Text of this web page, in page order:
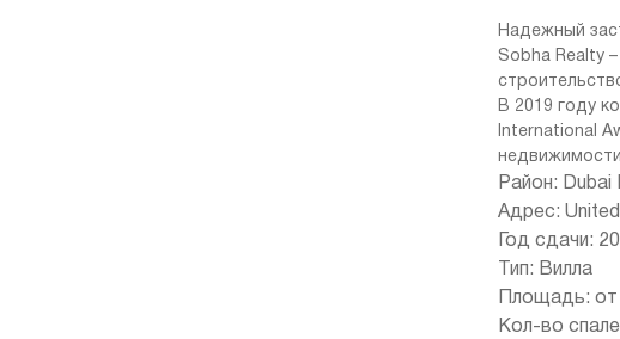
Надежный
Sobha Realty
В 2019 году
International
Район: Dubai
Адрес:
Год сдачи:
Тип: Вилла
Площадь: от
Кол-во